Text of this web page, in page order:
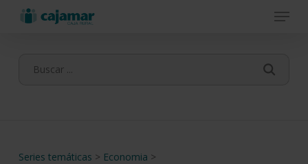
Menu
Series temáticas > Economia >